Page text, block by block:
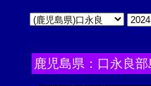
鹿児島県：口永良部